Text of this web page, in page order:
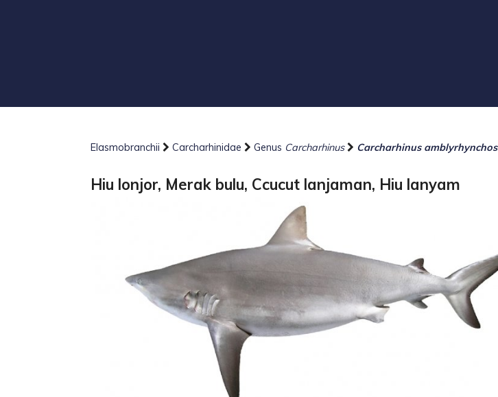
Elasmobranchii Carcharhinidae Genus Carcharhinus Carcharhinus amblyrhynchos
Hiu lonjor, Merak bulu, Ccucut lanjaman, Hiu lanyam